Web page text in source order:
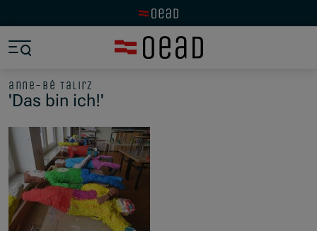
anne-bé talirz
'Das bin ich!'